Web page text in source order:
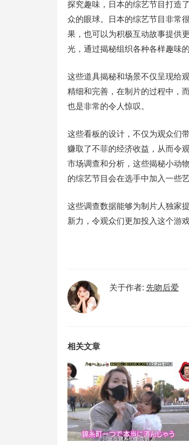
探究趣味，日本的综艺节目打造
众的眼球。日本的综艺节目非常
果，也可以为积极互动故事提供
光，通过揭秘组织各种各样趣味
这些道具揭秘和场景不仅呈现给
精细和完善，在制片的过程中，
也是非常的令人惊叹。
这些看板的设计，不仅为观众们
赚取了不菲的经济收益，从而令
市场调查和分析，这些揭秘小动
的综艺节目会在选手中加入一些
这些调查数据能够为制片人独家
新力，令观众们更加投入这个游戏
关于作者: 先吻后爱
相关文章